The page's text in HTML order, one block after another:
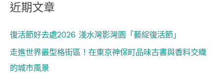
近期文章
復活節好去處2026 淺水灣影灣園「藝綻復活節」
走進世界最型格街區！在東京神保町品味古書與香料交織
的城市風景